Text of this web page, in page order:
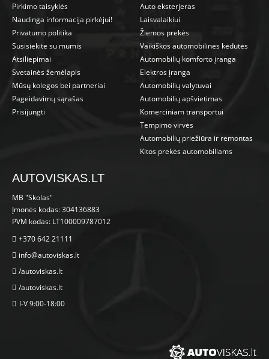
Pirkimo taisyklės
Naudinga informacija pirkėjui!
Privatumo politika
Susisiekite su mumis
Atsiliepimai
Svetainės žemėlapis
Mūsų kolegos bei partneriai
Pageidavimų sąrašas
Prisijungti
Auto eksterjeras
Laisvalaikiui
Žiemos prekės
Vaikiškos automobilinės kėdutės
Automobilių komforto įranga
Elektros įranga
Automobilių valytuvai
Automobilių apšvietimas
Komerciniam transportui
Tempimo virvės
Automobilių priežiūra ir remontas
Kitos prekės automobiliams
AUTOVISKAS.LT
MB "Skolas"
Įmonės kodas: 304136883
PVM kodas: LT100009787012
+370 642 21111
info@autoviskas.lt
/autoviskas.lt
/autoviskas.lt
I-V 9:00-18:00